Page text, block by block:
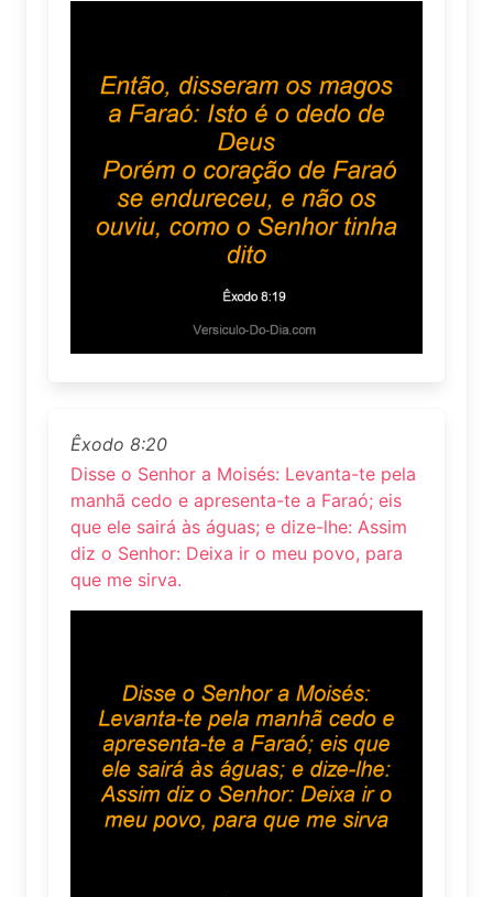
Êxodo 8:20
Disse o Senhor a Moisés: Levanta-te pela
manhã cedo e apresenta-te a Faraó; eis
que ele sairá às águas; e dize-lhe: Assim
diz o Senhor: Deixa ir o meu povo, para
que me sirva.